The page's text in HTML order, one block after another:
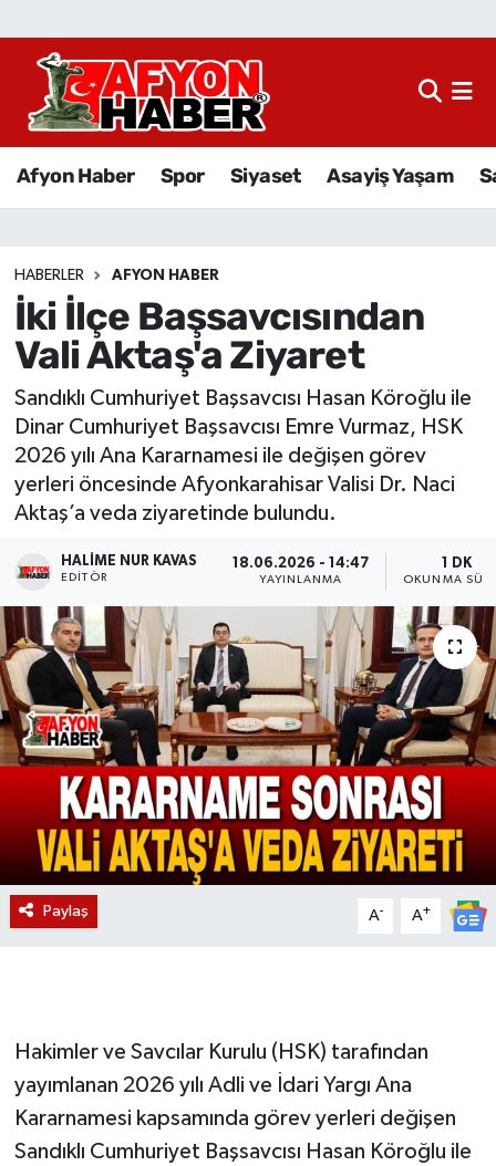
Afyon Haber Spor Siyaset Asayiş Yaşam
HABERLER AFYON HABER
İki İlçe Başsavcısından
Vali Aktaş'a Ziyaret
Sandıklı Cumhuriyet Başsavcısı Hasan Köroğlu ile
Dinar Cumhuriyet Başsavcısı Emre Vurmaz, HSK
2026 yılı Ana Kararnamesi ile değişen görev
yerleri öncesinde Afyonkarahisar Valisi Dr. Naci
Aktaş’a veda ziyaretinde bulundu.
HALIME NUR KAVAS
EDITÖR
18.06.2026 - 14:47
YAYINLANMA
1 DK
OKUNMA
Paylaş A- A+
Hakimler ve Savcılar Kurulu (HSK) tarafından
yayımlanan 2026 yılı Adli ve İdari Yargı Ana
Kararnamesi kapsamında görev yerleri değişen
Sandıklı Cumhuriyet Başsavcısı Hasan Köroğlu ile
Afyon Haber
Sağlık
Eğitim
Sivil Toplum
Ekonomi